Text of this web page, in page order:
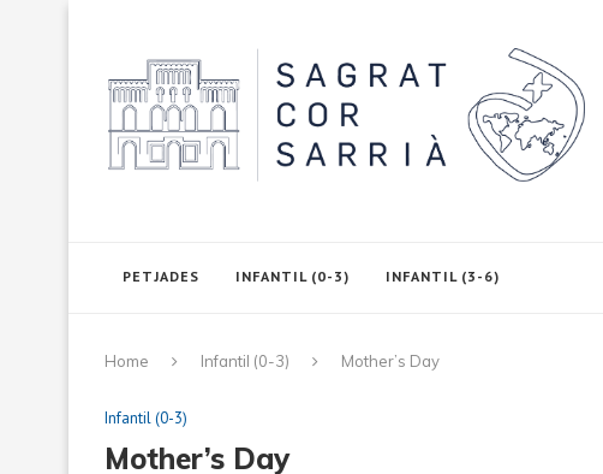
PETJADES INFANTIL (0-3) INFANTIL (3-6)
Home Infantil (0-3) Mother’s Day
Infantil (0-3)
Mother’s Day